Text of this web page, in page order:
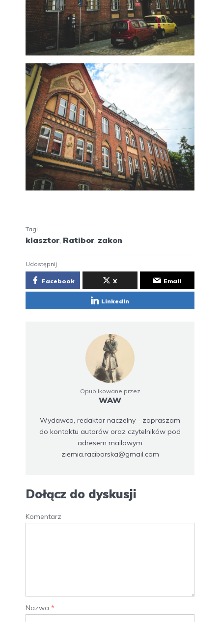
Tagi
klasztor, Ratibor, zakon
Udostępnij
Facebook X Email
LinkedIn
Opublikowane przez
WAW
Wydawca, redaktor naczelny - zapraszam
do kontaktu autorów oraz czytelników pod
adresem mailowym
ziemia.raciborska@gmail.com
Dołącz do dyskusji
Komentarz
Nazwa *